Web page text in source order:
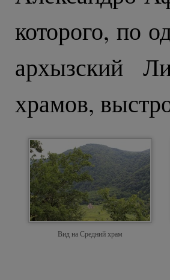
которого, по
архызский
храмов,
Вид на Средний храм